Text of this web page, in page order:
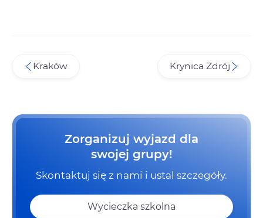
Kraków Krynica Zdrój
Zorganizuj wyjazd dla
swojej grupy!
Skontaktuj się z nami i ustal szczegóły.
Wycieczka szkolna